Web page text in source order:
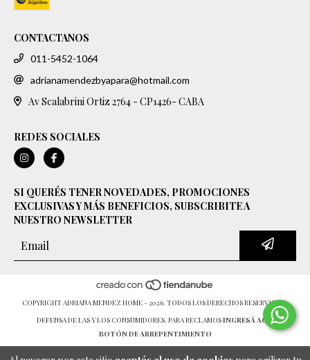
CONTACTANOS
011-5452-1064
adrianamendezbyapara@hotmail.com
Av Scalabrini Ortiz 2764 - CP1426- CABA
REDES SOCIALES
SI QUERÉS TENER NOVEDADES, PROMOCIONES
EXCLUSIVAS Y MÁS BENEFICIOS, SUBSCRIBITE A
NUESTRO NEWSLETTER
COPYRIGHT ADRIANA MENDEZ HOME - 2026. TODOS LOS DERECHOS RESERVADOS.
DEFENSA DE LAS Y LOS CONSUMIDORES. PARA RECLAMOSINGRESÁ ACÁ.
BOTÓN DE ARREPENTIMIENTO